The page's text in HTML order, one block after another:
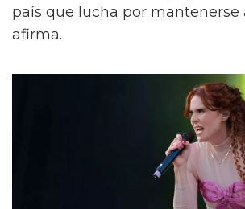
país que lucha por mantenerse
afirma.